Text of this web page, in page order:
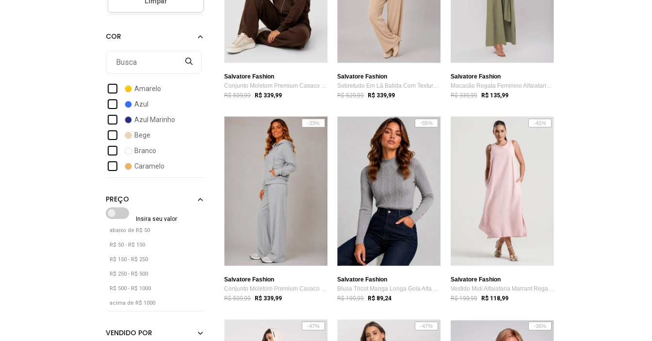
Acostamento
Activitta
Amarelo
Azul
Azul Marinho
Bege
Branco
Caramelo
Marrom
Nude
Preto
Rosa
Roxo
Verde
Vermelho
abaixo de R$ 50
R$ 50 - R$ 150
R$ 150 - R$ 250
R$ 250 - R$ 500
R$ 500 - R$ 1000
acima de R$ 1000
Salvatore Fashion
Conjunto Moletom Premium Casaco Com bols...
R$ 509,99 R$ 339,99
Salvatore Fashion
Sobretudo Em Lã Batida Com Textura e Gol...
R$ 529,99 R$ 339,99
Salvatore Fashion
Macacão Regata Feminino Alfaiataria Pant...
R$ 339,99 R$ 135,99
-33%
Salvatore Fashion
Conjunto Moletom Premium Casaco Com bols...
R$ 509,99 R$ 339,99
-55%
Salvatore Fashion
Blusa Tricot Manga Longa Gola Alta com T...
R$ 199,99 R$ 89,24
-41%
Salvatore Fashion
Vestido Midi Alfaiataria Marrant Regata ...
R$ 199,99 R$ 118,99
-47% -47% -36%